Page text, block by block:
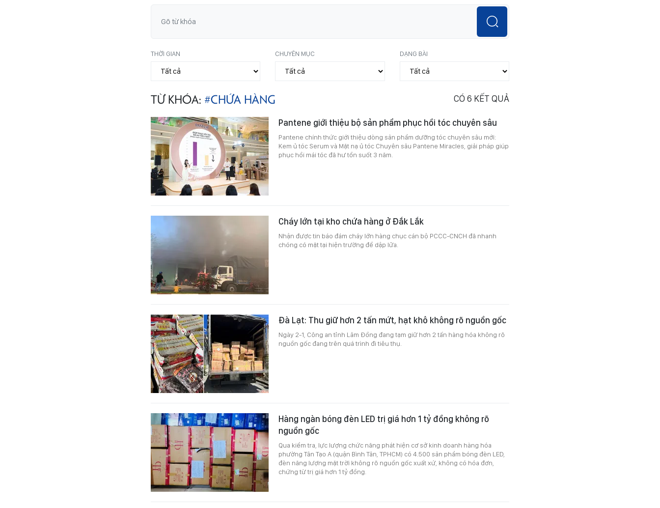
THỜI GIAN CHUYÊN MỤC DẠNG BÀI
TỪ KHÓA: #CHỨA HÀNG CÓ 6 KẾT QUẢ
Pantene giới thiệu bộ sản phẩm phục hồi tóc chuyên sâu
Pantene chính thức giới thiệu dòng sản phẩm dưỡng tóc chuyên sâu mới:
Kem ủ tóc Serum và Mặt nạ ủ tóc Chuyên sâu Pantene Miracles, giải pháp giúp
phục hồi mái tóc đã hư tổn suốt 3 năm.
Cháy lớn tại kho chứa hàng ở Đắk Lắk
Nhận được tin báo đám cháy lớn hàng chục cán bộ PCCC-CNCH đã nhanh
chóng có mặt tại hiện trường để dập lửa.
Đà Lạt: Thu giữ hơn 2 tấn mứt, hạt khô không rõ nguồn gốc
Ngày 2-1, Công an tỉnh Lâm Đồng đang tạm giữ hơn 2 tấn hàng hóa không rõ
nguồn gốc đang trên quá trình đi tiêu thụ.
Hàng ngàn bóng đèn LED trị giá hơn 1 tỷ đồng không rõ
nguồn gốc
Qua kiểm tra, lực lượng chức năng phát hiện cơ sở kinh doanh hàng hóa
phường Tân Tạo A (quận Bình Tân, TPHCM) có 4.500 sản phẩm bóng đèn LED,
đèn năng lượng mặt trời không rõ nguồn gốc xuất xứ, không có hóa đơn,
chứng từ trị giá hơn 1 tỷ đồng.